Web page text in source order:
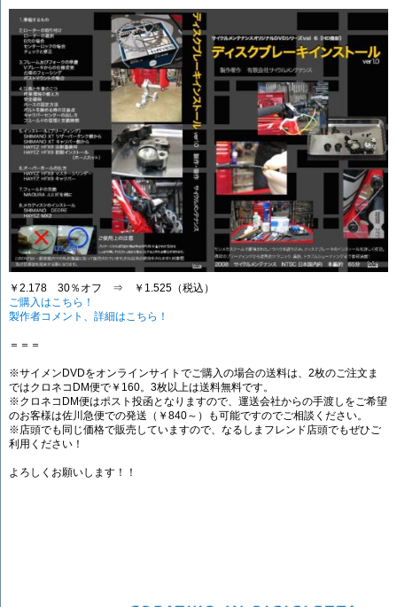
￥2.178 30％オフ ⇒ ￥1.525（税込）
ご購入はこちら！
製作者コメント、詳細はこちら！
＝＝＝
※サイメンDVDをオンラインサイトでご購入の場合の送料は、2枚のご注文ま
ではクロネコDM便で￥160。3枚以上は送料無料です。
※クロネコDM便はポスト投函となりますので、運送会社からの手渡しをご希望
のお客様は佐川急便での発送（￥840～）も可能ですのでご相談ください。
※店頭でも同じ価格で販売していますので、なるしまフレンド店頭でもぜひご
利用ください！
よろしくお願いします！！